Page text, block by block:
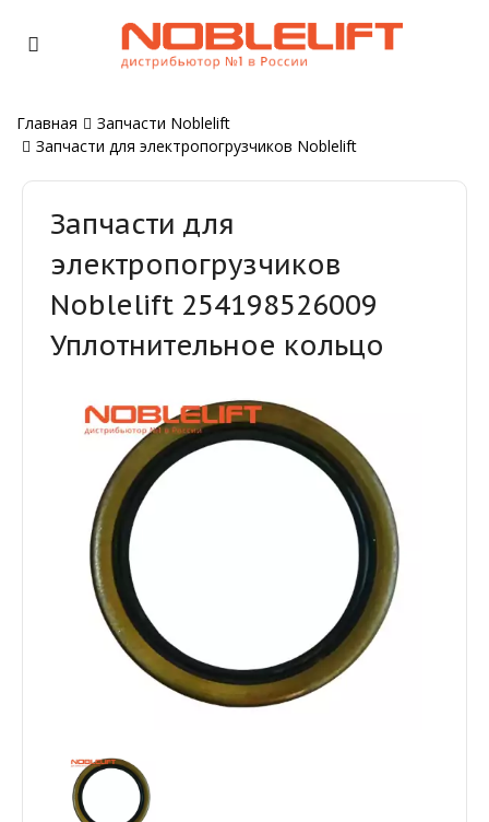
Главная
Запчасти Noblelift
Запчасти для электропогрузчиков Noblelift
Запчасти для
электропогрузчиков
Noblelift 254198526009
Уплотнительное кольцо